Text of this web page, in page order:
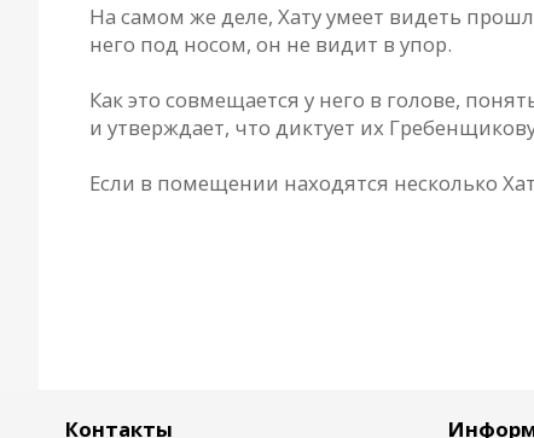
На самом же деле, Хату умеет видеть
него под носом, он не видит в упор.
Как это совмещается у него в голове,
и утверждает, что диктует их
Если в помещении находятся несколько
Контакты